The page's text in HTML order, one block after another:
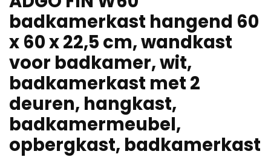
badkamerkast hangend 60
x 60 x 22,5 cm, wandkast
voor badkamer, wit,
badkamerkast met 2
deuren, hangkast,
badkamermeubel,
opbergkast, badkamerkast